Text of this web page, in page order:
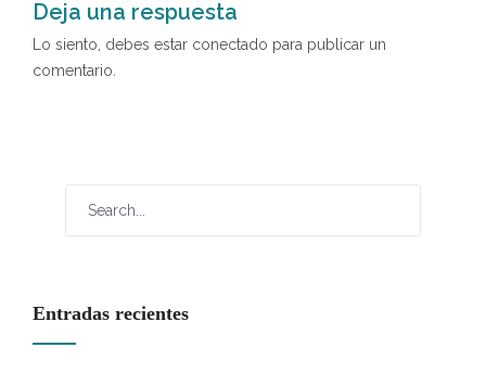
Deja una respuesta
Lo siento, debes estar conectado para publicar un
comentario.
Entradas recientes